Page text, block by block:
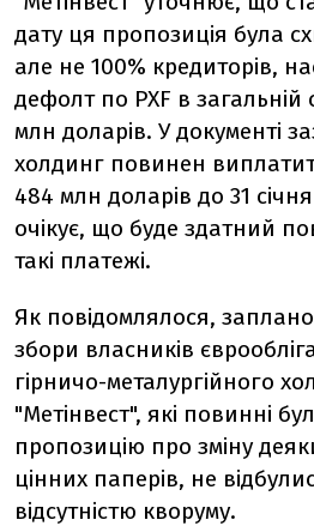
дату ця пропозиція була
але не 100% кредиторів,
дефолт по PXF в загальній
млн доларів. У документі
холдинг повинен
484 млн доларів до 31
очікує, що буде здатний
такі платежі.
Як повідомлялося,
збори власників
гірничо-металургійного
"Метінвест", які повинні
пропозицію про зміну
цінних паперів, не
відсутністю кворуму.